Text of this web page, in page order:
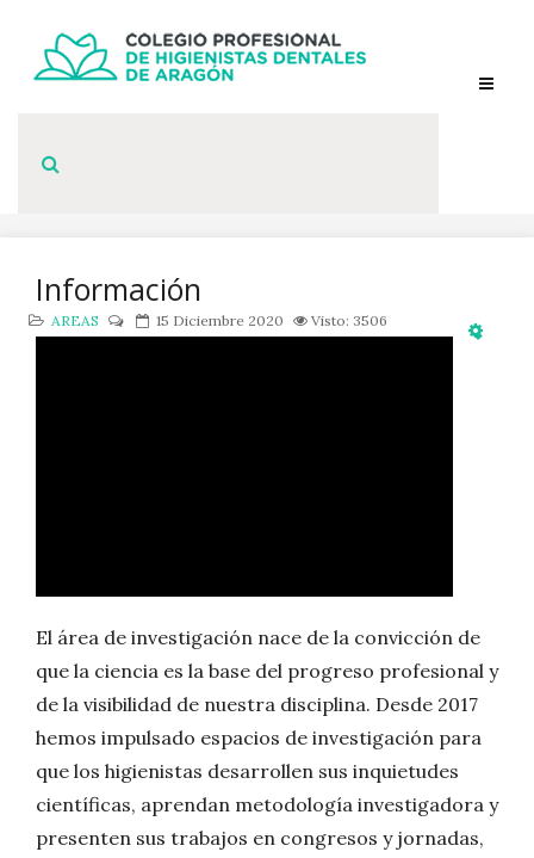
Información
AREAS 15 Diciembre 2020 Visto: 3506
El área de investigación nace de la convicción de
que la ciencia es la base del progreso profesional y
de la visibilidad de nuestra disciplina. Desde 2017
hemos impulsado espacios de investigación para
que los higienistas desarrollen sus inquietudes
científicas, aprendan metodología investigadora y
presenten sus trabajos en congresos y jornadas,